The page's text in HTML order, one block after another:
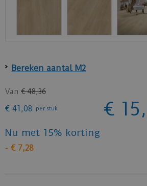
Bereken aantal M2
Van € 48,36
€ 41 ,08 per stuk € 15,
Nu met 15% korting
- € 7,28